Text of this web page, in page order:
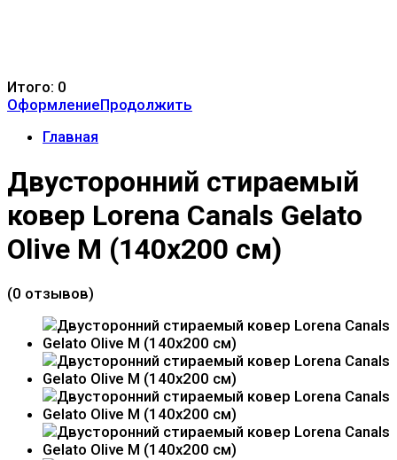
Итого: 0
ОформлениеПродолжить
Главная
Двусторонний стираемый
ковер Lorena Canals Gelato
Olive M (140x200 см)
(0 отзывов)